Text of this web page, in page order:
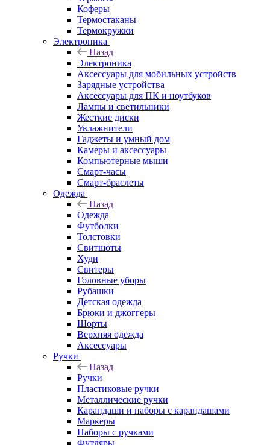
Коферы
Термостаканы
Термокружки
Электроника
Назад
Электроника
Аксессуары для мобильных устройств
Зарядные устройства
Аксессуары для ПК и ноутбуков
Лампы и светильники
Жесткие диски
Увлажнители
Гаджеты и умный дом
Камеры и аксессуары
Компьютерные мыши
Смарт-часы
Смарт-браслеты
Одежда
Назад
Одежда
Футболки
Толстовки
Свитшоты
Худи
Свитеры
Головные уборы
Рубашки
Детская одежда
Брюки и джоггеры
Шорты
Верхняя одежда
Аксессуары
Ручки
Назад
Ручки
Пластиковые ручки
Металлические ручки
Карандаши и наборы с карандашами
Маркеры
Наборы с ручками
Футляры